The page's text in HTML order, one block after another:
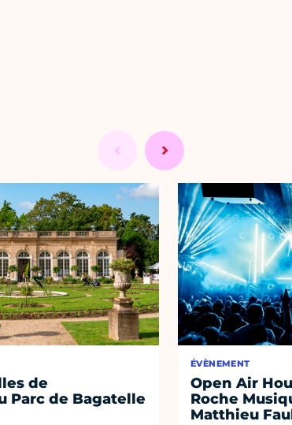
de
Parc de Bagatelle
ÉVÈNEMENT
Open Air
Roche
Matthieu